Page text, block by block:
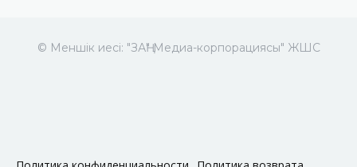
© Меншік иесі: "ЗАҢ" Медиа-корпорациясы" ЖШС